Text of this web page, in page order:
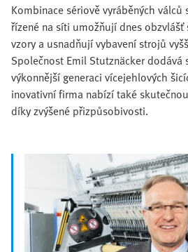
Kombinace sériově vyráběných
řízené na síti umožňují dnes
vzory a usnadňují vybavení strojů
Společnost Emil Stutznäcker dodává
výkonnější generaci vícejehlových
inovativní firma nabízí také
díky zvýšené přizpůsobivosti.